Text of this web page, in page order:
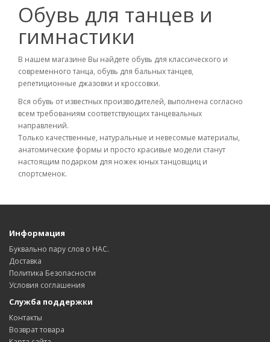
Обувь для танцев и
гимнастики
В нашем магазине Вы найдете обувь для классического и
современного танца, обувь для бальных танцев,
репетиционные джазовки и кроссовки.
Вся обувь от известных производителей, выполнена согласно
всем требованиям соответствующих танцевальных
направлений.
Только качественные, натуральные и невесомые материалы,
анатомические формы и просто красивые модели станут
настоящим подарком для ножек юных танцовщиц и
спортсменок.
Информация
Буквально пару слов о НАС.
Доставка
Политика Безопасности
Условия соглашения
Служба поддержки
Контакты
Возврат товара